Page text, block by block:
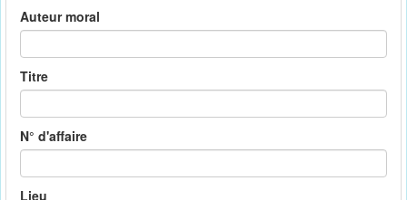
Auteur moral
Titre
N° d'affaire
Lieu